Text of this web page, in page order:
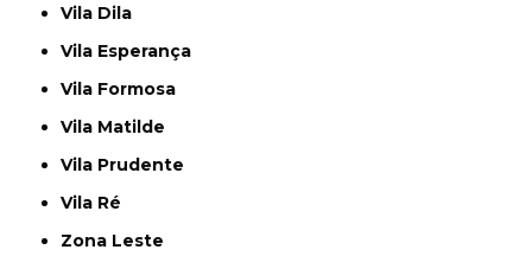
Vila Dila
Vila Esperança
Vila Formosa
Vila Matilde
Vila Prudente
Vila Ré
Zona Leste